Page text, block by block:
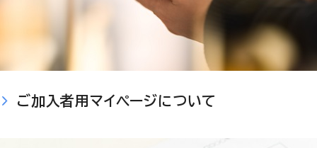
ご加入者用マイページについて